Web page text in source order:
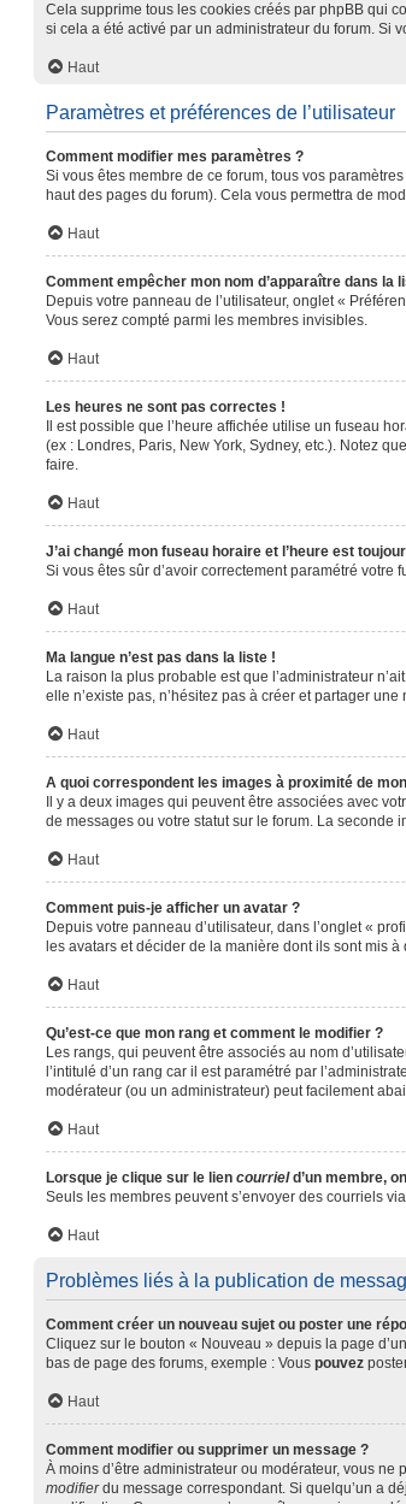
Cela supprime tous les cookies créés par phpBB qui
si cela a été activé par un administrateur du forum. Si
Haut
Paramètres et préférences de l’utilisateur
Comment modifier mes paramètres ?
Si vous êtes membre de ce forum, tous vos
haut des pages du forum). Cela vous permettra de
Haut
Comment empêcher mon nom d’apparaître dans la
Depuis votre panneau de l’utilisateur, onglet «
Vous serez compté parmi les membres invisibles.
Haut
Les heures ne sont pas correctes !
Il est possible que l’heure affichée utilise un fuseau
(ex : Londres, Paris, New York, Sydney, etc.). Notez
faire.
Haut
J’ai changé mon fuseau horaire et l’heure est
Si vous êtes sûr d’avoir correctement paramétré
Haut
Ma langue n’est pas dans la liste !
La raison la plus probable est que l’administrateur
elle n’existe pas, n’hésitez pas à créer et partager
Haut
A quoi correspondent les images à proximité de
Il y a deux images qui peuvent être associées avec
de messages ou votre statut sur le forum. La seconde
Haut
Comment puis-je afficher un avatar ?
Depuis votre panneau d’utilisateur, dans l’onglet «
les avatars et décider de la manière dont ils sont mis
Haut
Qu’est-ce que mon rang et comment le modifier ?
Les rangs, qui peuvent être associés au nom
l’intitulé d’un rang car il est paramétré par
modérateur (ou un administrateur) peut facilement
Haut
Lorsque je clique sur le lien courrield’un membre,
Seuls les membres peuvent s’envoyer des courriels
Haut
Problèmes liés à la publication de
Comment créer un nouveau sujet ou poster une
Cliquez sur le bouton « Nouveau » depuis la page
bas de page des forums, exemple : Vous pouvez
Haut
Comment modifier ou supprimer un message ?
À moins d’être administrateur ou modérateur, vous
modifierdu message correspondant. Si quelqu’un a